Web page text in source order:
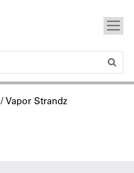
/ Vapor Strandz